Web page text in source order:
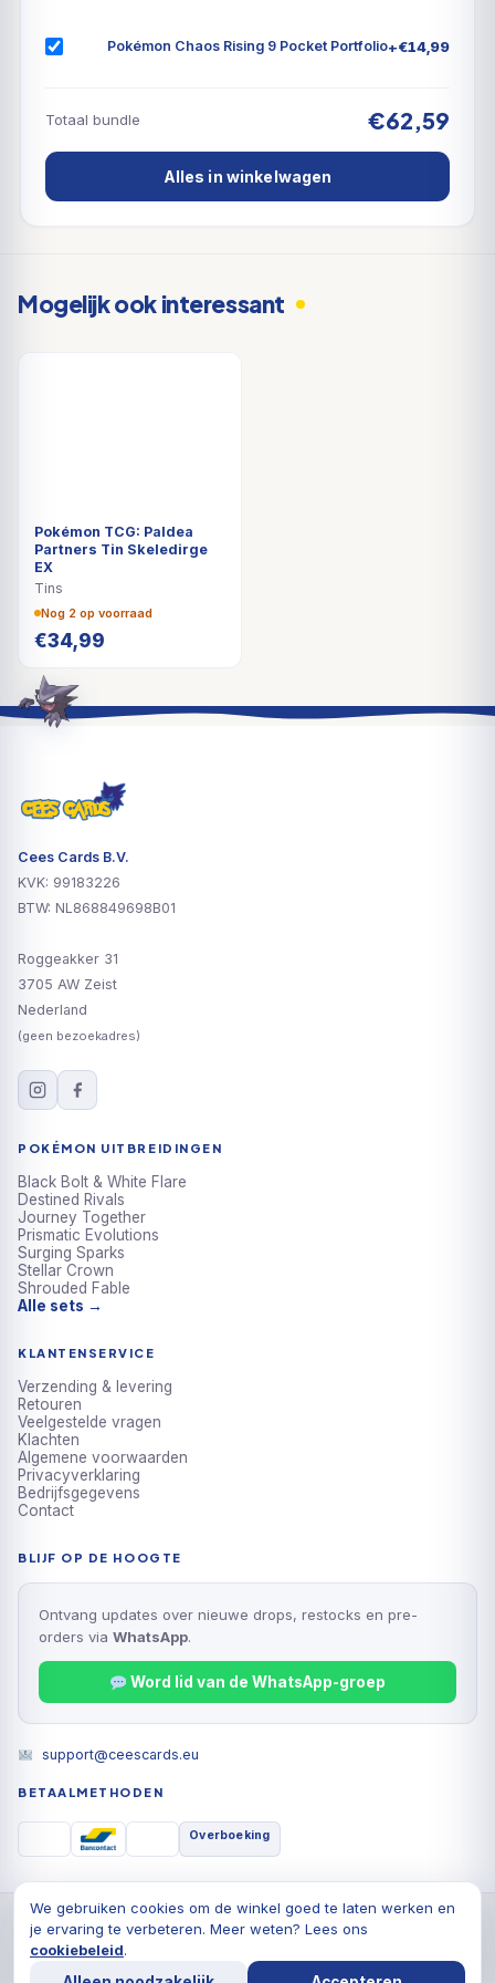
Pokémon Chaos Rising 9 Pocket Portfolio+€14,99
Totaal bundle €62,59
Alles in winkelwagen
Mogelijk ook interessant
Pokémon TCG: Paldea
Partners Tin Skeledirge
EX
Tins
Nog 2 op voorraad
€34,99
Cees Cards B.V.
KVK: 99183226
BTW: NL868849698B01
Roggeakker 31
3705 AW Zeist
Nederland
(geen bezoekadres)
POKÉMON UITBREIDINGEN
Black Bolt & White Flare
Destined Rivals
Journey Together
Prismatic Evolutions
Surging Sparks
Stellar Crown
Shrouded Fable
Alle sets →
KLANTENSERVICE
Verzending & levering
Retouren
Veelgestelde vragen
Klachten
Algemene voorwaarden
Privacyverklaring
Bedrijfsgegevens
Contact
BLIJF OP DE HOOGTE
Ontvang updates over nieuwe drops, restocks en pre-
orders via WhatsApp.
Word lid van de WhatsApp-groep
support@ceescards.eu
BETAALMETHODEN
Overboeking
© 2026 Cees Cards B.V., Alle rechten voorbehouden
PrivacyverklaringAlgemene voorwaarden Cookiebeleid
We gebruiken cookies om de winkel goed te laten werken en
je ervaring te verbeteren. Meer weten? Lees ons
cookiebeleid.